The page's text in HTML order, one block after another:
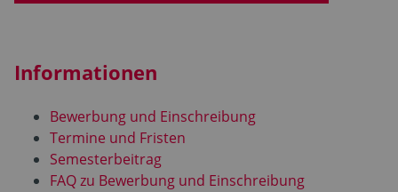
Informationen
Bewerbung und Einschreibung
Termine und Fristen
Semesterbeitrag
FAQ zu Bewerbung und Einschreibung